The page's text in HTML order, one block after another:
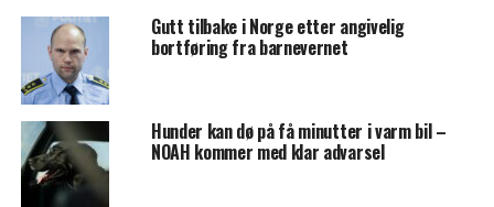
Gutt tilbake i Norge etter angivelig
bortføring fra barnevernet
Hunder kan dø på få minutter i varm bil –
NOAH kommer med klar advarsel